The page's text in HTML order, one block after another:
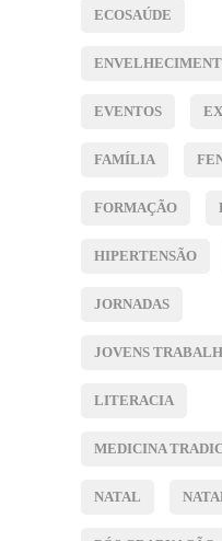
ECOSAÚDE
EVENTOS
FAMÍLIA
FORMAÇÃO
HIPERTENSÃO
JORNADAS
JOVENS
LITERACIA
MEDICINA
NATAL